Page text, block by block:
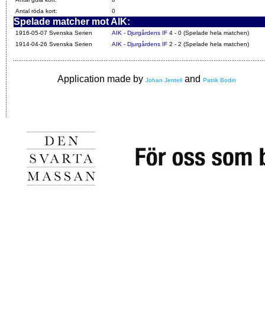
Antal röda kort:
0
Spelade matcher mot AIK:
1916-05-07 Svenska Serien AIK - Djurgårdens IF 4 - 0 (Spelade hela matchen)
1914-04-26 Svenska Serien
AIK - Djurgårdens IF 2 - 2 (Spelade hela matchen)
Application made by Johan Jentell and Patrik Bodin